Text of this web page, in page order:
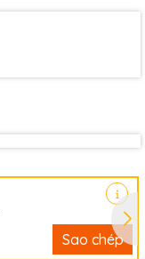
Sao chép